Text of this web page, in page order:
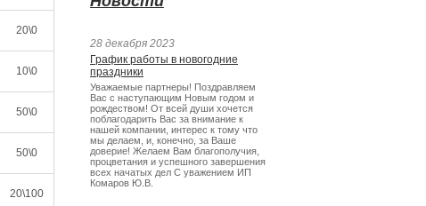
20\0
10\0
50\0
50\0
20\100
28 декабря 2023
График работы в новогодние
праздники
Уважаемые партнеры! Поздравляем
Вас с наступающим Новым годом и
рождеством! От всей души хочется
поблагодарить Вас за внимание к
нашей компании, интерес к тому что
мы делаем, и, конечно, за Ваше
доверие! Желаем Вам благополучия,
процветания и успешного завершения
всех начатых дел С уважением ИП
Комаров Ю.В.